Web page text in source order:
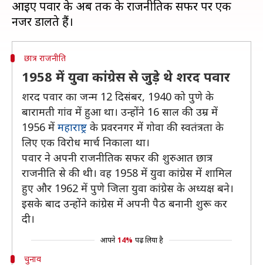
आइए पवार के अब तक के राजनीतिक सफर पर एक
छात्र राजनीति
1958 में युवा कांग्रेस से जुड़े थे शरद पवार
शरद पवार का जन्म 12 दिसंबर, 1940 को पुणे के
बारामती गांव में हुआ था। उन्होंने 16 साल की उम्र में
1956 में महाराष्ट्र के प्रवरनगर में गोवा की स्वतंत्रता के
लिए एक विरोध मार्च निकाला था।
पवार ने अपनी राजनीतिक सफर की शुरुआत छात्र
राजनीति से की थी। वह 1958 में युवा कांग्रेस में शामिल
हुए और 1962 में पुणे जिला युवा कांग्रेस के अध्यक्ष बने।
इसके बाद उन्होंने कांग्रेस में अपनी पैठ बनानी शुरू कर
दी।
आपने 14% पढ़ लिया है
चुनाव